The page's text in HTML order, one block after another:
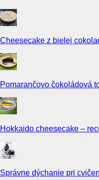
Cheesecake z bielej
Pomarančovo čokoládová
Hokkaido cheesecake –
Správne dýchanie pri